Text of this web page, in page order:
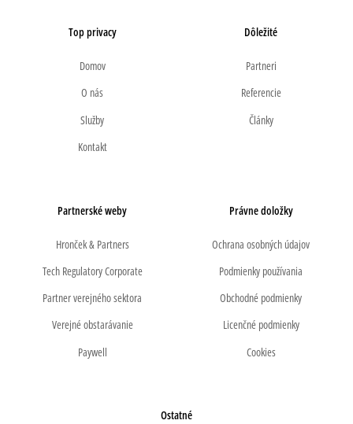
Top privacy
Domov
O nás
Služby
Kontakt
Dôležité
Partneri
Referencie
Články
Partnerské weby
Hronček & Partners
Tech Regulatory Corporate
Partner verejného sektora
Verejné obstarávanie
Paywell
Právne doložky
Ochrana osobných údajov
Podmienky používania
Obchodné podmienky
Licenčné podmienky
Cookies
Ostatné